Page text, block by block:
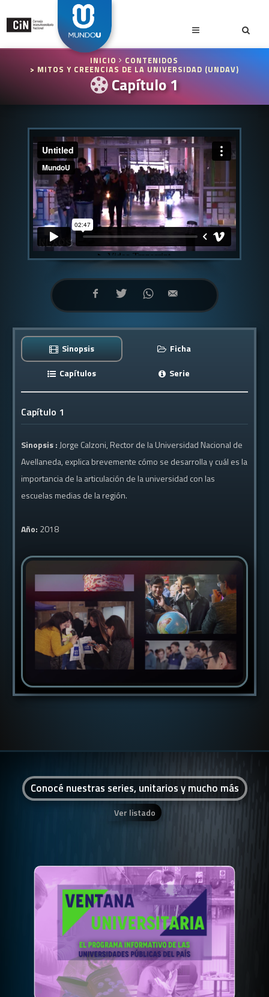
INICIO CONTENIDOS
> MITOS Y CREENCIAS DE LA UNIVERSIDAD (UNDAV)
Capítulo 1
Sinopsis
Ficha
Capítulos
Serie
Capítulo 1
Sinopsis : Jorge Calzoni, Rector de la Universidad Nacional de
Avellaneda, explica brevemente cómo se desarrolla y cuál es la
importancia de la articulación de la universidad con las
escuelas medias de la región.
Año: 2018
Conocé nuestras series, unitarios y mucho más
Ver listado